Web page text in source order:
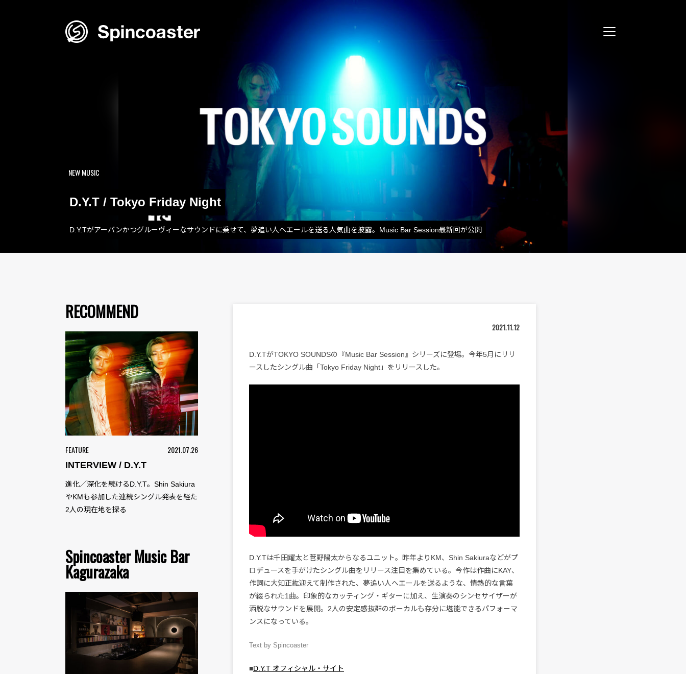
NEW MUSIC
D.Y.T / Tokyo Friday Night
D.Y.Tがアーバンかつグルーヴィーなサウンドに乗せて、夢追い人へエールを送る人気曲を披露。Music Bar Session最新回が公開
RECOMMEND
FEATURE 2021.07.26
INTERVIEW / D.Y.T
進化／深化を続けるD.Y.T。Shin Sakiura
やKMも参加した連続シングル発表を経た
2人の現在地を探る
Spincoaster Music Bar
Kagurazaka
2021.11.12
D.Y.TがTOKYO SOUNDSの『Music Bar Session』シリーズに登場。今年5月にリリ
ースしたシングル曲「Tokyo Friday Night」をリリースした。
D.Y.Tは千田耀太と菅野陽太からなるユニット。昨年よりKM、Shin Sakiuraなどがプ
ロデュースを手がけたシングル曲をリリース注目を集めている。今作は作曲にKAY、
作詞に大知正紘迎えて制作された、夢追い人へエールを送るような、情熱的な言葉
が綴られた1曲。印象的なカッティング・ギターに加え、生演奏のシンセサイザーが
洒脱なサウンドを展開。2人の安定感抜群のボーカルも存分に堪能できるパフォーマ
ンスになっている。
Text by Spincoaster
■D.Y.T オフィシャル・サイト